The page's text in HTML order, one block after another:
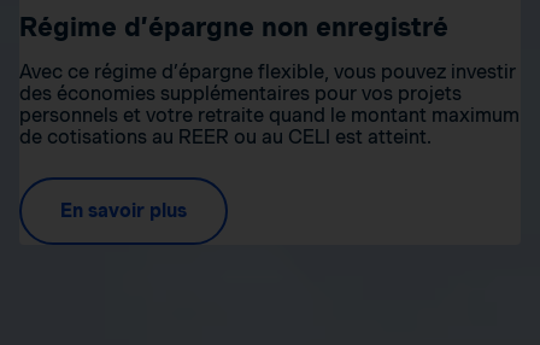
Régime d’épargne non enregistré
Avec ce régime d’épargne flexible, vous pouvez investir
des économies supplémentaires pour vos projets
personnels et votre retraite quand le montant maximum
de cotisations au REER ou au CELI est atteint.
En savoir plus